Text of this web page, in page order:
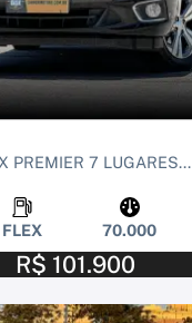
PREMIER 7 LUGARES...
FLEX 70.000
R$ 101.900